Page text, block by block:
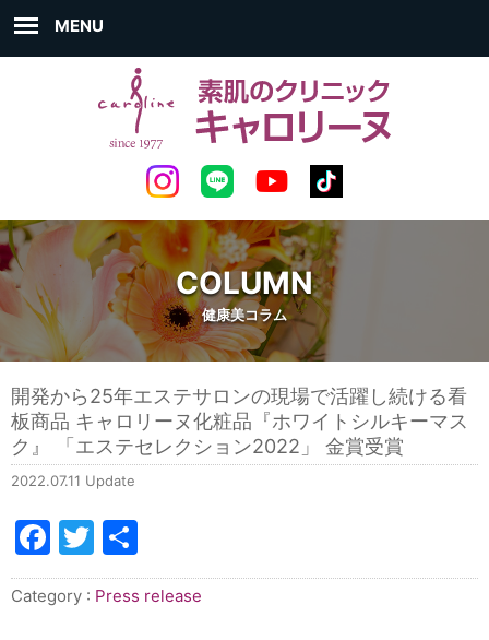
MENU
COLUMN
健康美コラム
開発から25年エステサロンの現場で活躍し続ける看
板商品 キャロリーヌ化粧品『ホワイトシルキーマス
ク』 「エステセレクション2022」 金賞受賞
2022.07.11 Update
Facebook
Twitter
有
Category : Press release